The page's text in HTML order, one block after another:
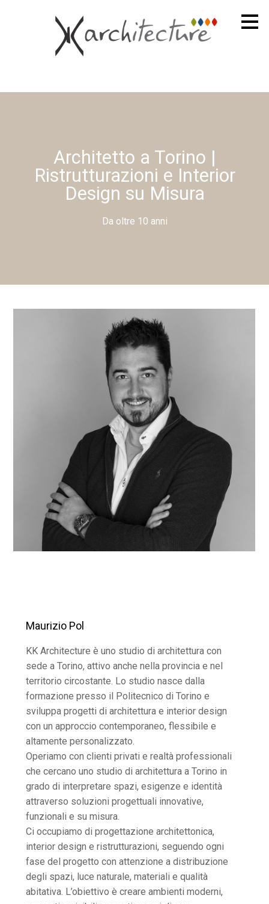
KK ARCHITECTURE
CHI SONO
PORTFOLIO
PUBBLICAZIONI
CONTATTO
Architetto a Torino |
Ristrutturazioni e Interior
Design su Misura
Da oltre 10 anni
Maurizio Pol
KK Architecture è uno studio di architettura con
sede a Torino, attivo anche nella provincia e nel
territorio circostante. Lo studio nasce dalla
formazione presso il Politecnico di Torino e
sviluppa progetti di architettura e interior design
con un approccio contemporaneo, flessibile e
altamente personalizzato.
Operiamo con clienti privati e realtà professionali
che cercano uno studio di architettura a Torino in
grado di interpretare spazi, esigenze e identità
attraverso soluzioni progettuali innovative,
funzionali e su misura.
Ci occupiamo di progettazione architettonica,
interior design e ristrutturazioni, seguendo ogni
fase del progetto con attenzione a distribuzione
degli spazi, luce naturale, materiali e qualità
abitativa. L’obiettivo è creare ambienti moderni,